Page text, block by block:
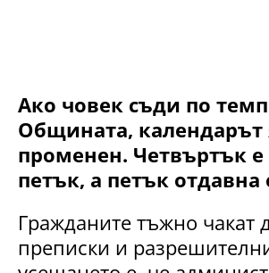
Ако човек съди по
Общината, календарът
променен. Четвъртък
петък, а петък отдавна
Гражданите тъжно чакат
преписки и